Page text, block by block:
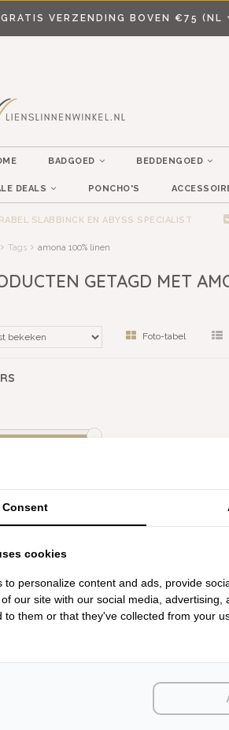
GRATIS VERZENDING BOVEN €75 (NL
BADGOED BEDDENGOED
DEALS PONCHO'S
SLABBINCK EN ABYSS SPECIALIST
Tags amona 100% linen
GETAGD MET
Foto-tabel
Consent
cookies
to personalize content and ads, provide
our site with our social media,
to them or that they've collected from your